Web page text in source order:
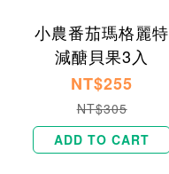
小農番茄瑪格麗特
減醣貝果3入
NT$255
NT$305
ADD TO CART